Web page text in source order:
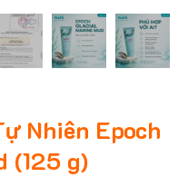
Nhiên Epoch
(125 g)